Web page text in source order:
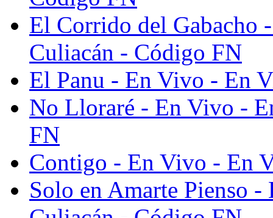
El Corrido del Gabacho
Culiacán - Código FN
El Panu - En Vivo - En
No Lloraré - En Vivo -
FN
Contigo - En Vivo - En
Solo en Amarte Pienso